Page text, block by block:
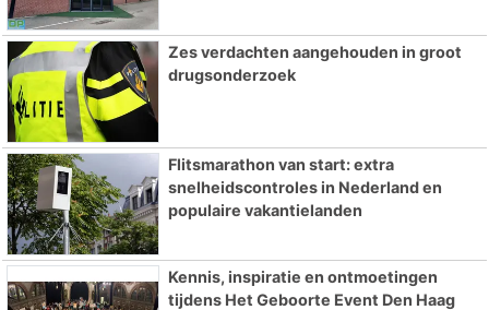
Zes verdachten aangehouden in groot
drugsonderzoek
Flitsmarathon van start: extra
snelheidscontroles in Nederland en
populaire vakantielanden
Kennis, inspiratie en ontmoetingen
tijdens Het Geboorte Event Den Haag